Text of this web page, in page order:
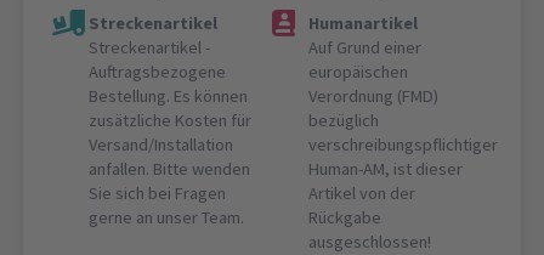
Streckenartikel
Streckenartikel -
Auftragsbezogene
Bestellung. Es können
zusätzliche Kosten für
Versand/Installation
anfallen. Bitte wenden
Sie sich bei Fragen
gerne an unser Team.
Humanartikel
Auf Grund einer
europäischen
Verordnung (FMD)
bezüglich
verschreibungspflichtiger
Human-AM, ist dieser
Artikel von der
Rückgabe
ausgeschlossen!